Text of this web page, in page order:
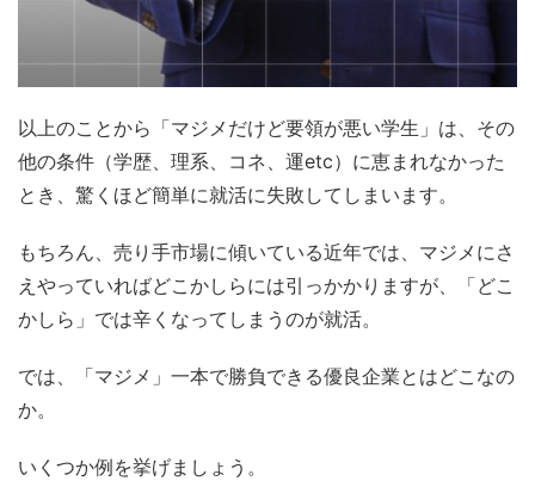
以上のことから「マジメだけど要領が悪い学生」は、その
他の条件（学歴、理系、コネ、運etc）に恵まれなかった
とき、驚くほど簡単に就活に失敗してしまいます。
もちろん、売り手市場に傾いている近年では、マジメにさ
えやっていればどこかしらには引っかかりますが、「どこ
かしら」では辛くなってしまうのが就活。
では、「マジメ」一本で勝負できる優良企業とはどこなの
か。
いくつか例を挙げましょう。